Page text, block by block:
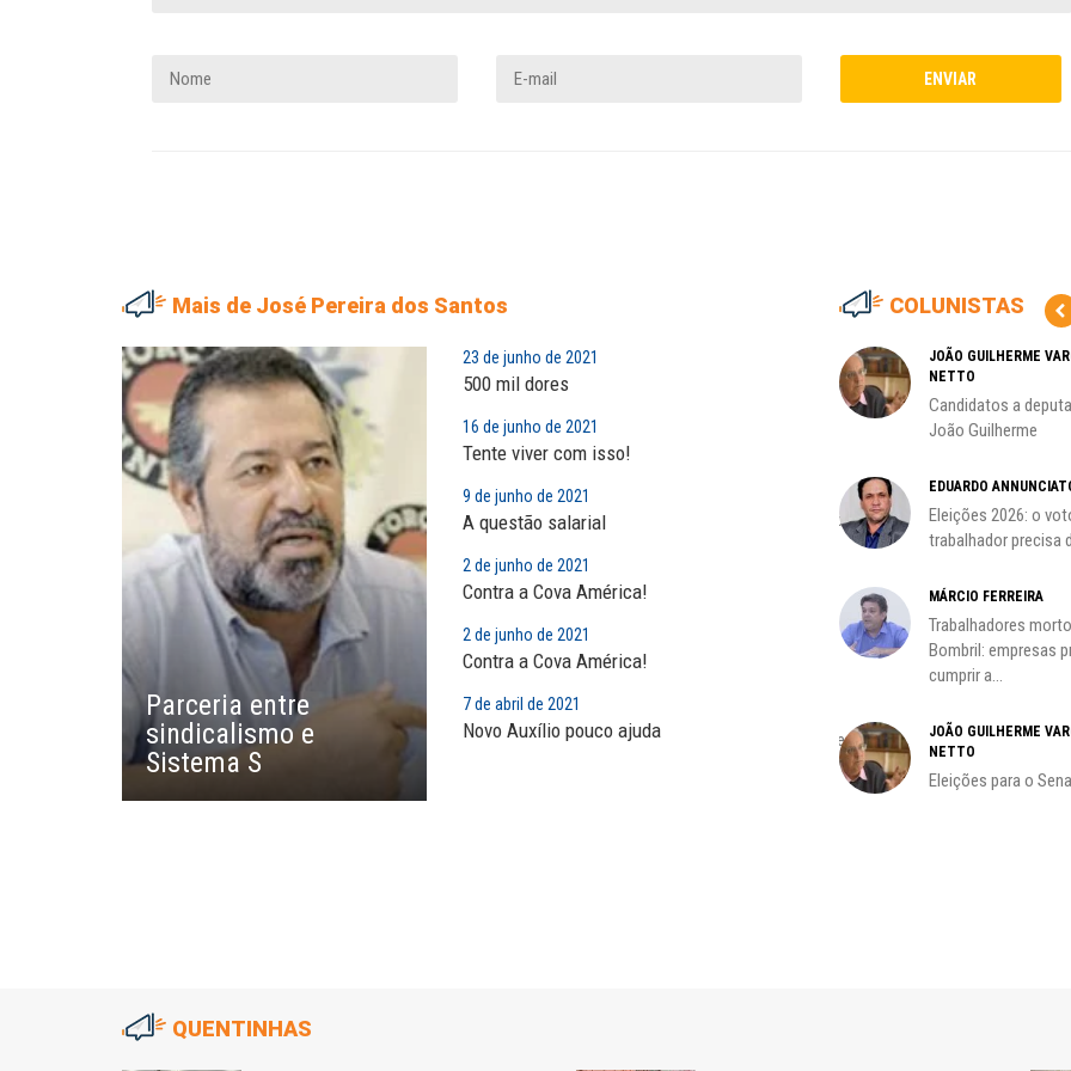
Mais de José Pereira dos Santos
Parceria entre
sindicalismo e
Sistema S
23 de junho de 2021
500 mil dores
16 de junho de 2021
Tente viver com isso!
9 de junho de 2021
A questão salarial
2 de junho de 2021
Contra a Cova América!
2 de junho de 2021
Contra a Cova América!
7 de abril de 2021
Novo Auxílio pouco ajuda
COLUNISTAS
MARIA AUXILIADORA
Agosto Lilás: todos e todas no
combate à...
Sem salário digno e proteção
social, não existe...
EUSÉBIO PINTO NETO
A fortaleza do sindicato
Saúde mental:
responsabilidade de todos
A luta continua: agora o foco é
CARLOS LOPES
Nacional; por Carlos...
A geopolítica nas eleições de
JOÃO GUILHERME
NETTO
Candidatos a
João Guilherme
EDUARDO
Eleições 2026: o
trabalhador precisa
MÁRCIO FERREIRA
Trabalhadores
Bombril: empresas
cumprir a...
JOÃO GUILHERME
NETTO
Eleições para o
QUENTINHAS